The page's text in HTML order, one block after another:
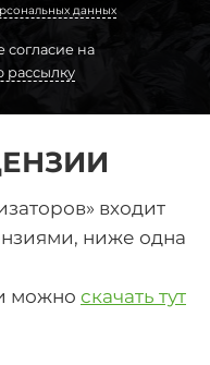
данных
согласие на
входит
ниже одна
можно скачать тут